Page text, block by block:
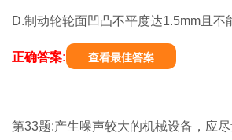
D.制动轮轮面凹凸不平度达1.5mm且不
正确答案: 查看最佳答案
第33题:产生噪声较大的机械设备，应尽